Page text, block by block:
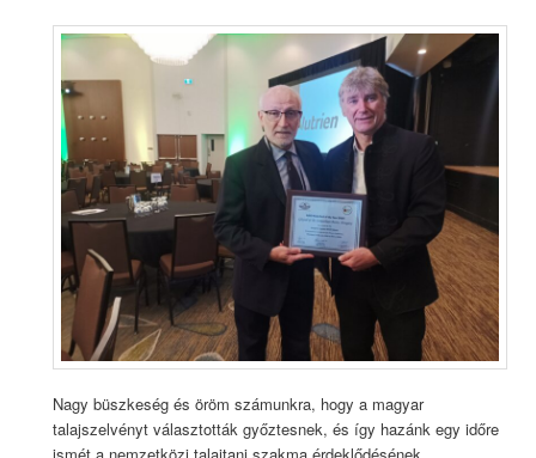
Nagy büszkeség és öröm számunkra, hogy a magyar
talajszelvényt választották győztesnek, és így hazánk egy időre
ismét a nemzetközi talajtani szakma érdeklődésének